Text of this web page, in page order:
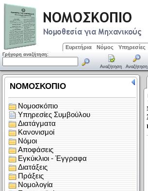
Ευρετήρια Νόμος Υπηρεσίες
Γρήγορη αναζήτηση:
Αναζήτηση Αναζήτηση